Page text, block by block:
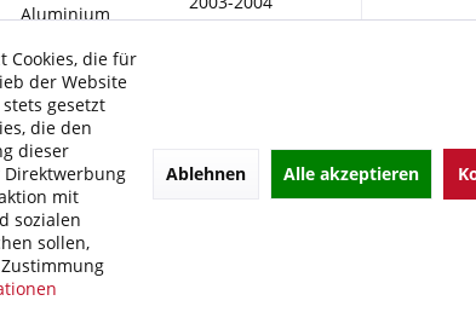
Aluminium
California 1100
Aquila Nera
California 1100
EV
California 1100
Jackal
1999-2001 KD
California 1100
Special Sport
California 1100
Cookies, die für
der Website
gesetzt
die den
dieser
Direktwerbung
mit
sozialen
sollen,
Ablehnen Alle akzeptieren